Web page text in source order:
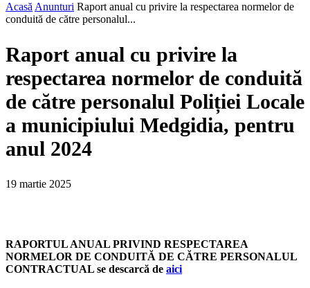
Acasă Anunturi Raport anual cu privire la respectarea normelor de
conduită de către personalul...
Raport anual cu privire la
respectarea normelor de conduită
de către personalul Poliției Locale
a municipiului Medgidia, pentru
anul 2024
19 martie 2025
RAPORTUL ANUAL PRIVIND RESPECTAREA
NORMELOR DE CONDUITĂ DE CĂTRE PERSONALUL
CONTRACTUAL se descarcă de aici